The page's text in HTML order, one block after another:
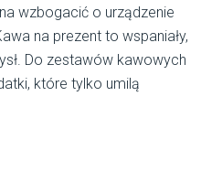
wzbogacić o urządzenie
na prezent to wspaniały,
Do zestawów kawowych
które tylko umilą